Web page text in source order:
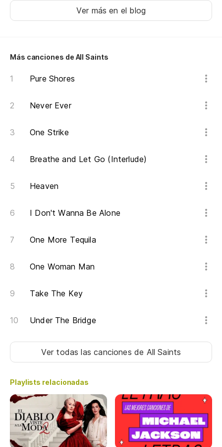
Ver más en el blog
Más canciones de All Saints
Pure Shores
Never Ever
One Strike
Breathe and Let Go (Interlude)
Heaven
I Don't Wanna Be Alone
One More Tequila
One Woman Man
Take The Key
Under The Bridge
Ver todas las canciones de All Saints
Playlists relacionadas